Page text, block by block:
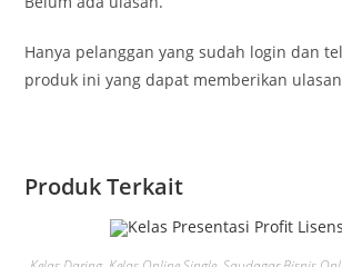
Hanya pelanggan yang sudah login dan
produk ini yang dapat memberikan
Produk Terkait